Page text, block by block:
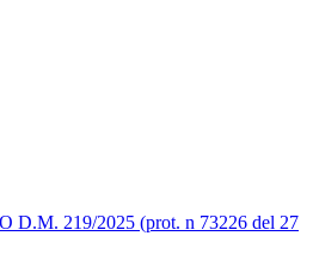
219/2025 (prot. n 73226 del 27